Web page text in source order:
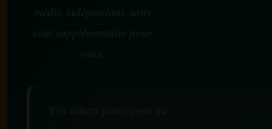
média indépendant, sans
coût supplémentaire pour
vous.